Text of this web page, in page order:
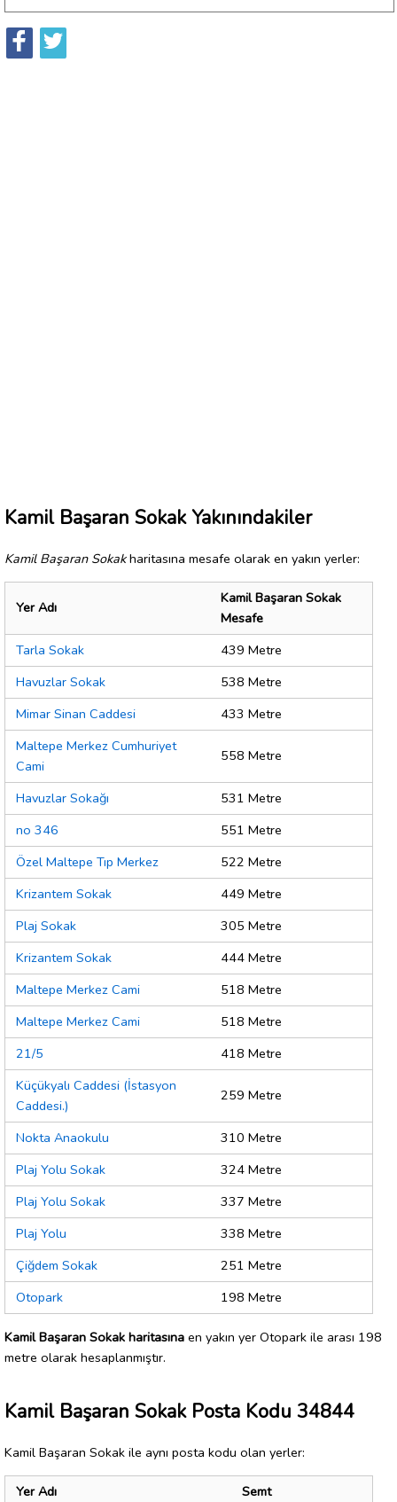
Kamil Başaran Sokak Yakınındakiler
Kamil Başaran Sokakharitasına mesafe olarak en yakın yerler:
Yer Adı
Kamil Başaran Sokak
Mesafe
Tarla Sokak
439 Metre
Havuzlar Sokak
538 Metre
Mimar Sinan Caddesi
433 Metre
Maltepe Merkez Cumhuriyet
Cami
558 Metre
Havuzlar Sokağı
531 Metre
no 346
551 Metre
Özel Maltepe Tıp Merkez
522 Metre
Krizantem Sokak
449 Metre
Plaj Sokak
305 Metre
Krizantem Sokak
444 Metre
Maltepe Merkez Cami
518 Metre
Maltepe Merkez Cami
518 Metre
21/5
418 Metre
Küçükyalı Caddesi (İstasyon
Caddesi.)
259 Metre
Nokta Anaokulu
310 Metre
Plaj Yolu Sokak
324 Metre
Plaj Yolu Sokak
337 Metre
Plaj Yolu
338 Metre
Çiğdem Sokak
251 Metre
Otopark
198 Metre
Kamil Başaran Sokak haritasına en yakın yer Otopark ile arası 198
metre olarak hesaplanmıştır.
Kamil Başaran Sokak Posta Kodu 34844
Kamil Başaran Sokak ile aynı posta kodu olan yerler:
Yer Adı
Semt